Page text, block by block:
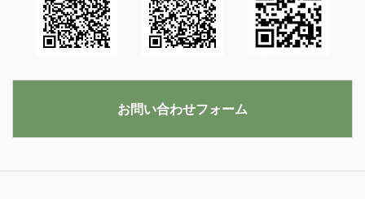
お問い合わせフォーム